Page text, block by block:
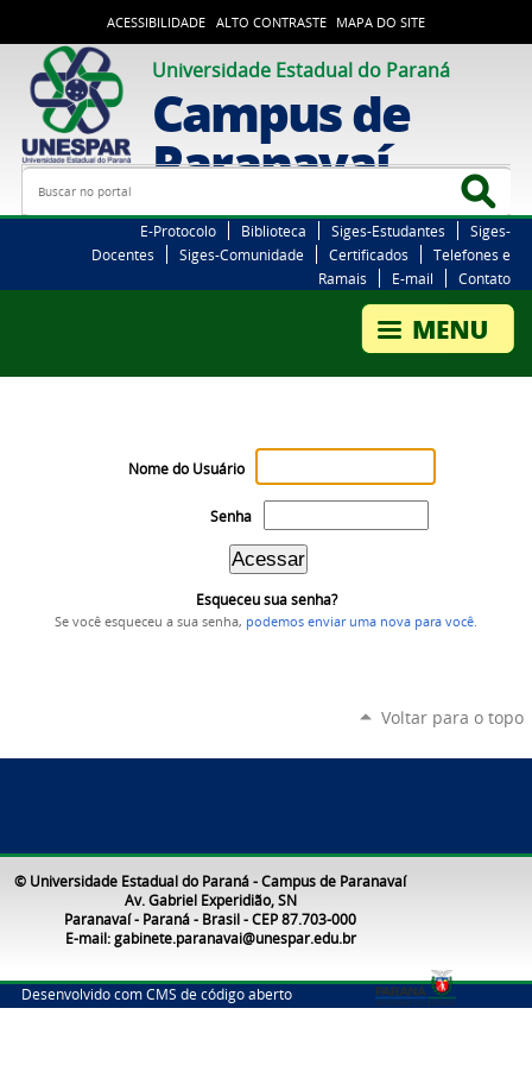
ACESSIBILIDADE ALTO CONTRASTE MAPA DO SITE
Universidade Estadual do Paraná
Campus de
Paranavaí
Busca
E-Protocolo Biblioteca Siges-Estudantes
Siges-
Docentes
Siges-Comunidade Certificados
Telefones e
Ramais
E-mail Contato
Nome do Usuário
Senha
Esqueceu sua senha?
Se você esqueceu a sua senha, podemos enviar uma nova para você
Voltar para o topo
© Universidade Estadual do Paraná - Campus de Paranavaí
Av. Gabriel Experidião, SN
Paranavaí - Paraná - Brasil - CEP 87.703-000
E-mail: gabinete.paranavai@unespar.edu.br
Desenvolvido com CMS de código aberto